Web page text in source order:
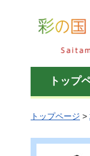
彩の国 埼玉県
トップ
トップページ >